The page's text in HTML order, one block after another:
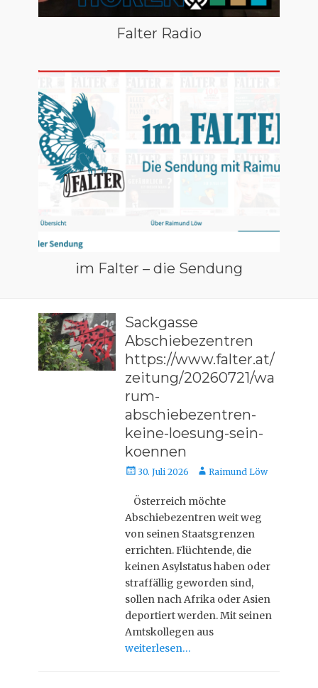
Falter Radio
im Falter – die Sendung
Sackgasse
Abschiebezentren
https://www.falter.at/
zeitung/20260721/wa
rum-
abschiebezentren-
keine-loesung-sein-
koennen
Veröffentlicht
30. Juli 2026 AutorRaimund Löw
Österreich möchte
Abschiebezentren weit weg
von seinen Staatsgrenzen
errichten. Flüchtende, die
keinen Asylstatus haben oder
straffällig geworden sind,
sollen nach Afrika oder Asien
deportiert werden. Mit seinen
Amtskollegen aus
weiterlesen…